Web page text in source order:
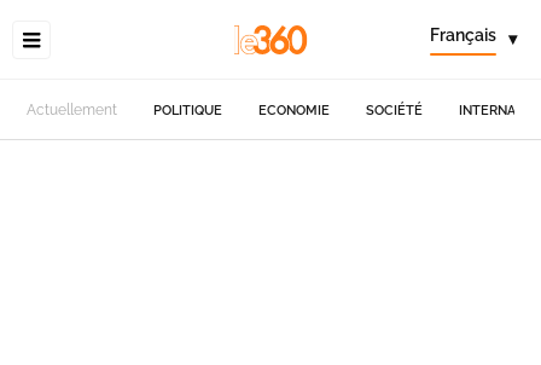
Français ▾
Actuellement POLITIQUE ECONOMIE SOCIÉTÉ